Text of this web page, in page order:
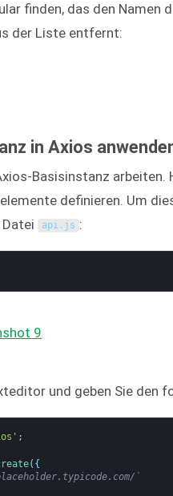
finden, das den Namen
der Liste entfernt:
in Axios
Basisinstanz arbeiten.
definieren. Um
api. js :
und geben Sie den
;
( {
`